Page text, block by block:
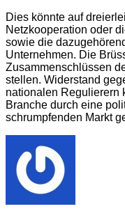
Dies könnte auf
Netzkooperation oder
sowie die
Unternehmen. Die
Zusammenschlüssen
stellen. Widerstand
nationalen Regulierern
Branche durch eine
schrumpfenden Markt